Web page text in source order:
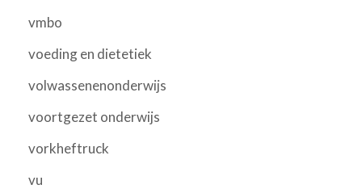
vmbo
voeding en dietetiek
volwassenenonderwijs
voortgezet onderwijs
vorkheftruck
vu